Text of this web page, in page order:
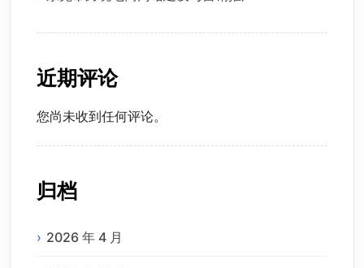
近期评论
您尚未收到任何评论。
归档
2026 年 4 月